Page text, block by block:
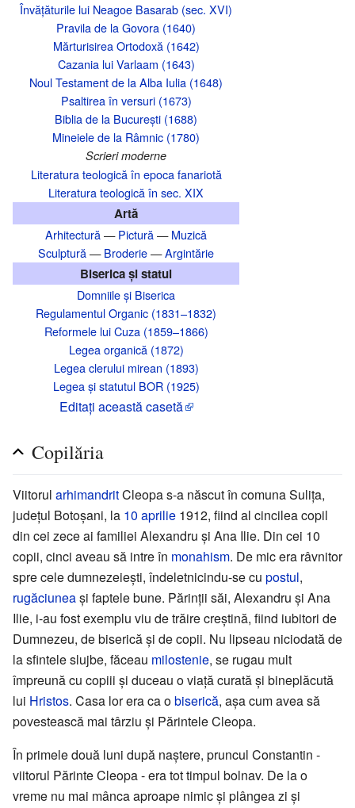
Învățăturile lui Neagoe Basarab (sec. XVI)
Pravila de la Govora (1640)
Mărturisirea Ortodoxă (1642)
Cazania lui Varlaam (1643)
Noul Testament de la Alba Iulia (1648)
Psaltirea în versuri (1673)
Biblia de la București (1688)
Mineiele de la Râmnic (1780)
Scrieri moderne
Literatura teologică în epoca fanariotă
Literatura teologică în sec. XIX
Artă
Arhitectură—Pictură—Muzică
Sculptură—Broderie—Argintărie
Biserica și statul
Domniile și Biserica
Regulamentul Organic (1831–1832)
Reformele lui Cuza (1859–1866)
Legea organică (1872)
Legea clerului mirean (1893)
Legea și statutul BOR (1925)
Editaţi această casetă
Copilăria
Viitorul arhimandritCleopa s-a născut în comuna Sulița,
județul Botoșani, la 10 aprilie 1912, fiind al cincilea copil
din cei zece ai familiei Alexandru și Ana Ilie. Din cei 10
copii, cinci aveau să intre în monahism. De mic era râvnitor
spre cele dumnezeiești, îndeletnicindu-se cu postul,
rugăciuneași faptele bune. Părinții săi, Alexandru și Ana
Ilie, i-au fost exemplu viu de trăire creștină, fiind iubitori de
Dumnezeu, de biserică și de copii. Nu lipseau niciodată de
la sfintele slujbe, făceau milostenie, se rugau mult
împreună cu copiii și duceau o viață curată și bineplăcută
lui Hristos. Casa lor era ca obiserică, așa cum avea să
povestească mai târziu și Părintele Cleopa.
În primele două luni după naștere, pruncul Constantin -
viitorul Părinte Cleopa - era tot timpul bolnav. De la o
vreme nu mai mânca aproape nimic și plângea zi și